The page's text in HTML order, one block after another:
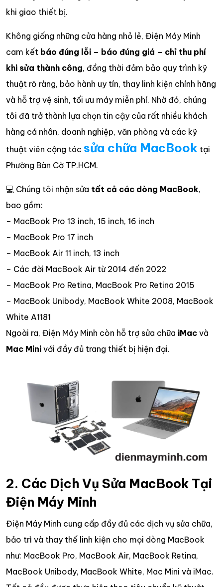
khi giao thiết bị.
Không giống những cửa hàng nhỏ lẻ, Điện Máy Minh
cam kết báo đúng lỗi – báo đúng giá – chỉ thu phí
khi sửa thành công, đồng thời đảm bảo quy trình kỹ
thuật rõ ràng, bảo hành uy tín, thay linh kiện chính hãng
và hỗ trợ vệ sinh, tối ưu máy miễn phí. Nhờ đó, chúng
tôi đã trở thành lựa chọn tin cậy của rất nhiều khách
hàng cá nhân, doanh nghiệp, văn phòng và các kỹ
thuật viên cộng tác sửa chữa MacBook tại
Phường Bàn Cờ TP.HCM.
💻 Chúng tôi nhận sửa tất cả các dòng MacBook,
bao gồm:
– MacBook Pro 13 inch, 15 inch, 16 inch
– MacBook Pro 17 inch
– MacBook Air 11 inch, 13 inch
– Các đời MacBook Air từ 2014 đến 2022
– MacBook Pro Retina, MacBook Pro Retina 2015
– MacBook Unibody, MacBook White 2008, MacBook
White A1181
Ngoài ra, Điện Máy Minh còn hỗ trợ sửa chữa iMac và
Mac Mini với đầy đủ trang thiết bị hiện đại.
2. Các Dịch Vụ Sửa MacBook Tại
Điện Máy Minh
Điện Máy Minh cung cấp đầy đủ các dịch vụ sửa chữa,
bảo trì và thay thế linh kiện cho mọi dòng MacBook
như: MacBook Pro, MacBook Air, MacBook Retina,
MacBook Unibody, MacBook White, Mac Mini và iMac.